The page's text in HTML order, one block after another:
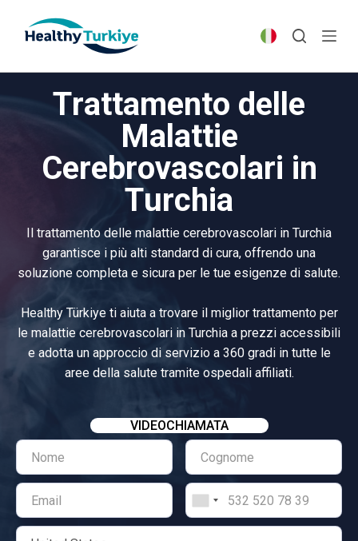
p
Trattamento delle
Malattie
Cerebrovascolari in
Turchia
Il trattamento delle malattie cerebrovascolari in Turchia
garantisce i più alti standard di cura, offrendo una
soluzione completa e sicura per le tue esigenze di salute.
Healthy Türkiye ti aiuta a trovare il miglior trattamento per
le malattie cerebrovascolari in Turchia a prezzi accessibili
e adotta un approccio di servizio a 360 gradi in tutte le
aree della salute tramite ospedali affiliati.
VIDEOCHIAMATA